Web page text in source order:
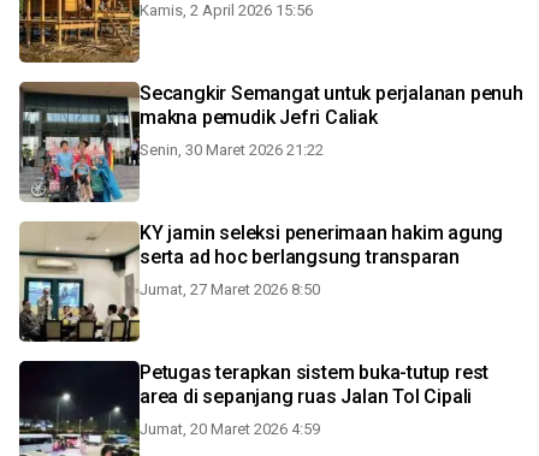
Kamis, 2 April 2026 15:56
Secangkir Semangat untuk perjalanan penuh
makna pemudik Jefri Caliak
Senin, 30 Maret 2026 21:22
KY jamin seleksi penerimaan hakim agung
serta ad hoc berlangsung transparan
Jumat, 27 Maret 2026 8:50
Petugas terapkan sistem buka-tutup rest
area di sepanjang ruas Jalan Tol Cipali
Jumat, 20 Maret 2026 4:59